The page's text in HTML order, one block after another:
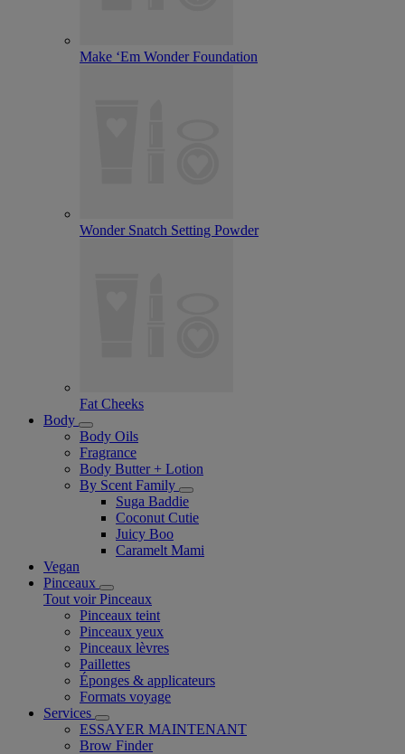
Make ‘Em Wonder Foundation
Wonder Snatch Setting Powder
Fat Cheeks
Body
Body Oils
Fragrance
Body Butter + Lotion
By Scent Family
Suga Baddie
Coconut Cutie
Juicy Boo
Caramelt Mami
Vegan
Pinceaux
Tout voir Pinceaux
Pinceaux teint
Pinceaux yeux
Pinceaux lèvres
Paillettes
Éponges & applicateurs
Formats voyage
Services
ESSAYER MAINTENANT
Brow Finder